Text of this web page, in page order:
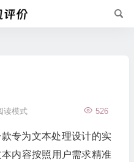
526
读模式
专为文本处理设计的实
内容按照用户需求精准